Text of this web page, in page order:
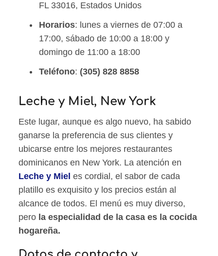
FL 33016, Estados Unidos
Horarios: lunes a viernes de 07:00 a
17:00, sábado de 10:00 a 18:00 y
domingo de 11:00 a 18:00
Teléfono: (305) 828 8858
Leche y Miel, New York
Este lugar, aunque es algo nuevo, ha sabido
ganarse la preferencia de sus clientes y
ubicarse entre los mejores restaurantes
dominicanos en New York. La atención en
Leche y Miel es cordial, el sabor de cada
platillo es exquisito y los precios están al
alcance de todos. El menú es muy diverso,
pero la especialidad de la casa es la cocida
hogareña.